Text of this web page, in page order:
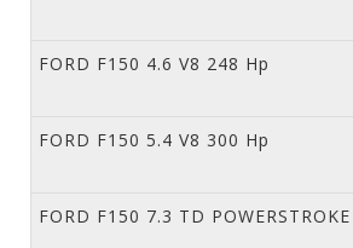
FORD F150 4.6 V8 248 Hp
FORD F150 5.4 V8 300 Hp
FORD F150 7.3 TD